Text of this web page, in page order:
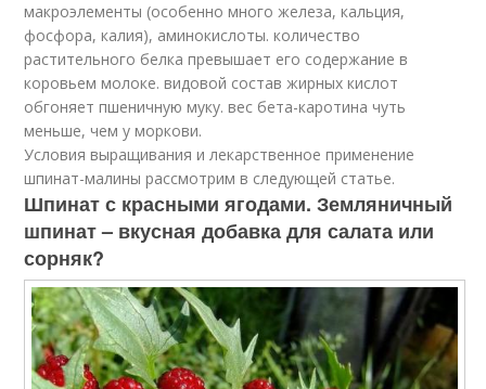
макроэлементы (особенно много железа, кальция,
фосфора, калия), аминокислоты. количество
растительного белка превышает его содержание в
коровьем молоке. видовой состав жирных кислот
обгоняет пшеничную муку. вес бета-каротина чуть
меньше, чем у моркови.
Условия выращивания и лекарственное применение
шпинат-малины рассмотрим в следующей статье.
Шпинат с красными ягодами. Земляничный
шпинат – вкусная добавка для салата или
сорняк?